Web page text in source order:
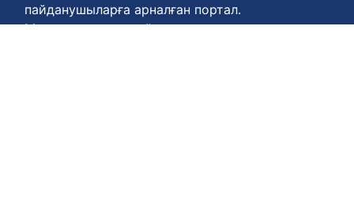
пайданушыларға арналған портал.
Материалдарды пайдалану шарттарына